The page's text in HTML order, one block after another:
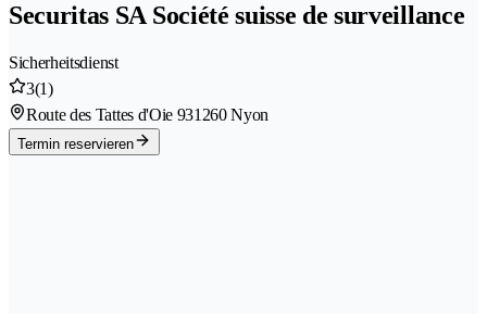
Securitas SA Société suisse de surveillance
Sicherheitsdienst
3(1)
Route des Tattes d'Oie 931260 Nyon
Termin reservieren